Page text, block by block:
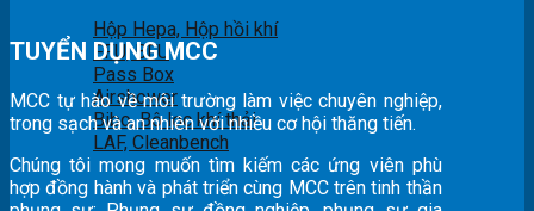
Hộp Hepa, Hộp hồi khí
FFU, BFU
Pass Box
Airshower
Bibo, Bộ lọc khí thải
LAF, Cleanbench
TUYỂN DỤNG MCC
MCC tự hào về môi trường làm việc chuyên nghiệp,
trong sạch và an nhiên với nhiều cơ hội thăng tiến.
Chúng tôi mong muốn tìm kiếm các ứng viên phù
hợp đồng hành và phát triển cùng MCC trên tinh thần